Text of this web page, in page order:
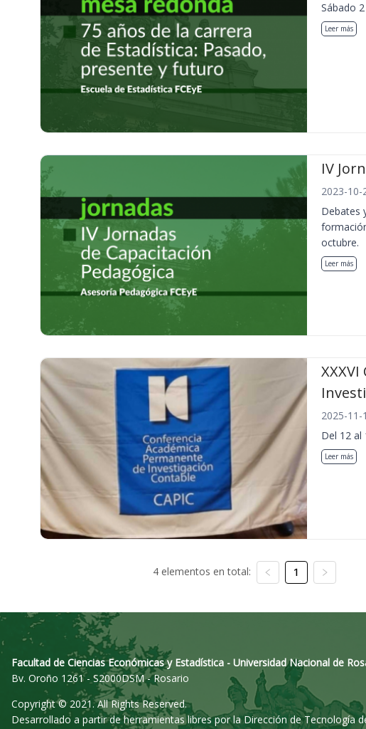
Sábado
Leer más
IV
2023-10-
Debates
octubre.
Leer más
2025-11-
Del 12 al
Leer más
4 elementos en total: 1
Facultad de Ciencias Económicas y Estadística - Universidad Nacional de
Bv. Oroño 1261 - S2000DSM - Rosario
Copyright © 2021. All Rights Reserved.
Desarrollado a partir de herramientas libres por la Dirección de Tecnología